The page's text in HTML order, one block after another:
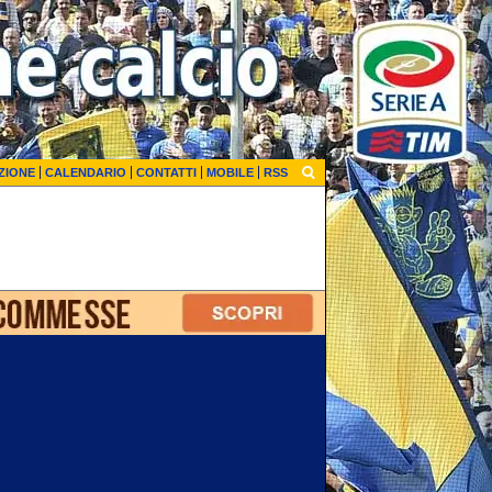
CALENDARIO CONTATTI MOBILE RSS